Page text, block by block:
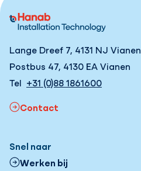
Lange Dreef 7, 4131 NJ Vianen
Postbus 47, 4130 EA Vianen
Tel +31 (0)88 1861600
Contact
Snel naar
Werken bij